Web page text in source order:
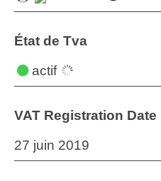
État de Tva
actif
VAT Registration Date
27 juin 2019